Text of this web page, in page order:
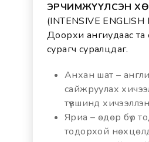
ЭРЧИМЖҮҮЛСЭН
(INTENSIVE ENGLISH
Доорхи ангиудаас
сурагч суралцдаг.
Анхан шат – англи
сайжруулах
түвшинд
Яриа – өдөр бүр
тодорхой